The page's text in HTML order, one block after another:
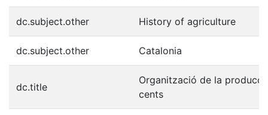
dc.subject.other History of agriculture
dc.subject.other Catalonia
dc.title
Organització de la
cents